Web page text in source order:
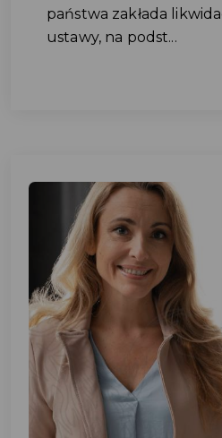
państwa zakłada
ustawy, na podst...